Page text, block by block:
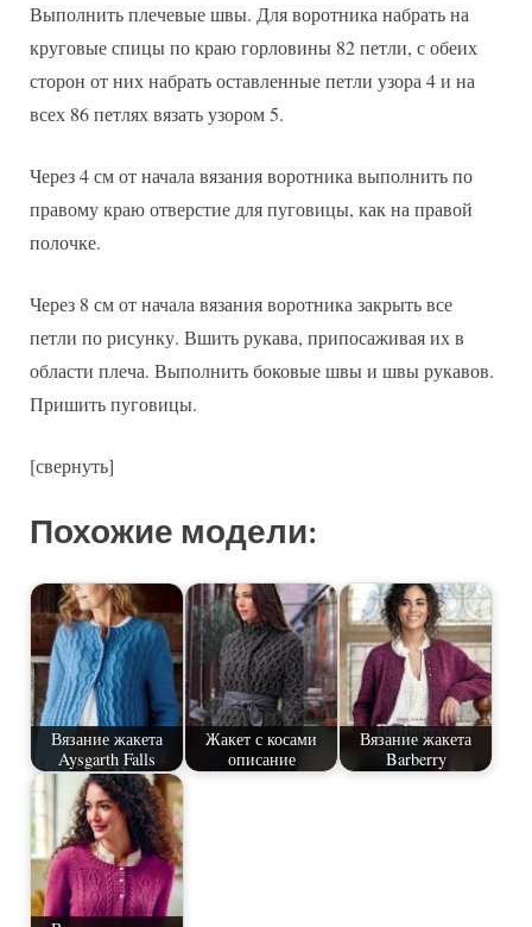
Выполнить плечевые швы. Для воротника набрать на
круговые спицы по краю горловины 82 петли, с обеих
сторон от них набрать оставленные петли узора 4 и на
всех 86 петлях вязать узором 5.
Через 4 см от начала вязания воротника выполнить по
правому краю отверстие для пуговицы, как на правой
полочке.
Через 8 см от начала вязания воротника закрыть все
петли по рисунку. Вшить рукава, припосаживая их в
области плеча. Выполнить боковые швы и швы рукавов.
Пришить пуговицы.
[свернуть]
Похожие модели:
Вязание жакета
Aysgarth Falls
Жакет с косами
описание
Вязание жакета
Barberry